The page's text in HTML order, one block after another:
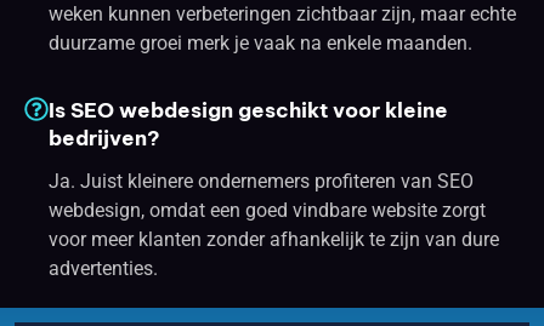
weken kunnen verbeteringen zichtbaar zijn, maar echte
duurzame groei merk je vaak na enkele maanden.
Is SEO webdesign geschikt voor kleine
bedrijven?
Ja. Juist kleinere ondernemers profiteren van SEO
webdesign, omdat een goed vindbare website zorgt
voor meer klanten zonder afhankelijk te zijn van dure
advertenties.